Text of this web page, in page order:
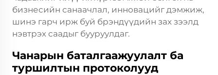
бизнесийн санаачлал, инновацийг дэмжиж,
шинэ гарч ирж буй брэндүүдийн зах зээлд
нэвтрэх саадыг бууруулдаг.
Чанарын баталгаажуулалт ба
туршилтын протоколууд